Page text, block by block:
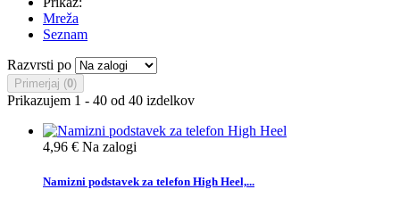
Mreža
Seznam
Razvrsti po
Primerjaj (0)
Prikazujem 1 - 40 od 40 izdelkov
4,96 € Na zalogi
Namizni podstavek za telefon High Heel,...